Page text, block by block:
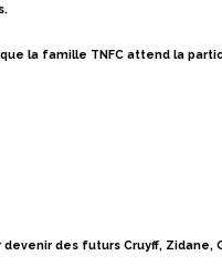
la famille TNFC attend la
devenir des futurs Cruyff, Zidane,